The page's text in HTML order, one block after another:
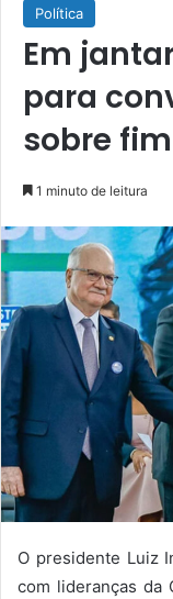
Política
Em
para
sobre
1 minuto de leitura
O presidente Luiz
com lideranças da